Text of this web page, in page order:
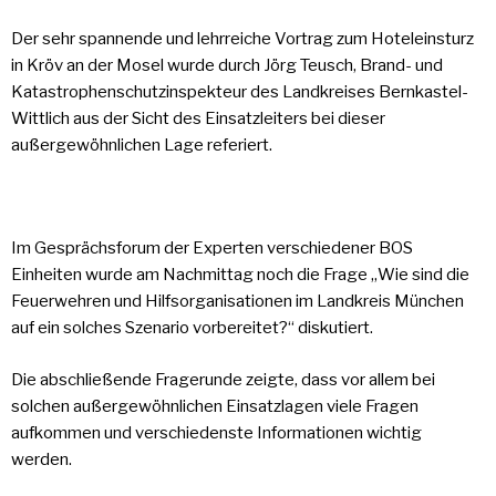
Der sehr spannende und lehrreiche Vortrag zum Hoteleinsturz
in Kröv an der Mosel wurde durch Jörg Teusch, Brand- und
Katastrophenschutzinspekteur des Landkreises Bernkastel-
Wittlich aus der Sicht des Einsatzleiters bei dieser
außergewöhnlichen Lage referiert.
Im Gesprächsforum der Experten verschiedener BOS
Einheiten wurde am Nachmittag noch die Frage „Wie sind die
Feuerwehren und Hilfsorganisationen im Landkreis München
auf ein solches Szenario vorbereitet?“ diskutiert.
Die abschließende Fragerunde zeigte, dass vor allem bei
solchen außergewöhnlichen Einsatzlagen viele Fragen
aufkommen und verschiedenste Informationen wichtig
werden.